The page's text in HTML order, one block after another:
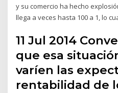
y su comercio ha hecho
llega a veces hasta 100 a 1, lo
11 Jul 2014
que esa
varíen las
rentabilidad de